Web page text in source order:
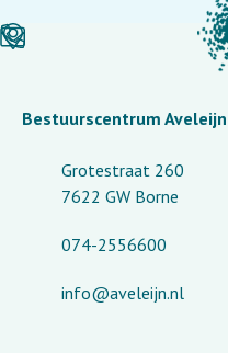
Bestuurscentrum Aveleijn
Grotestraat 260
7622 GW Borne
074-2556600
info@aveleijn.nl